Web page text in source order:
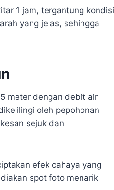
1 jam, tergantung kondisi
yang jelas, sehingga
meter dengan debit air
oleh pepohonan
sejuk dan
efek cahaya yang
spot foto menarik